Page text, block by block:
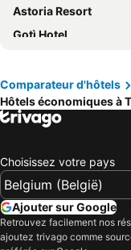
Astoria Resort
Gotì Hotel
Brione Green Resort
Adler Meryem
Brenta Dolomites
Hotel La Perla
Hotel Everest Arco
Good Life Hotel
epOche Hotel 1889
Comparateur d'hôtels
Hôtels économiques à
Choisissez votre pays
Ajouter sur Google
Retrouvez facilement nos
ajoutez trivago comme